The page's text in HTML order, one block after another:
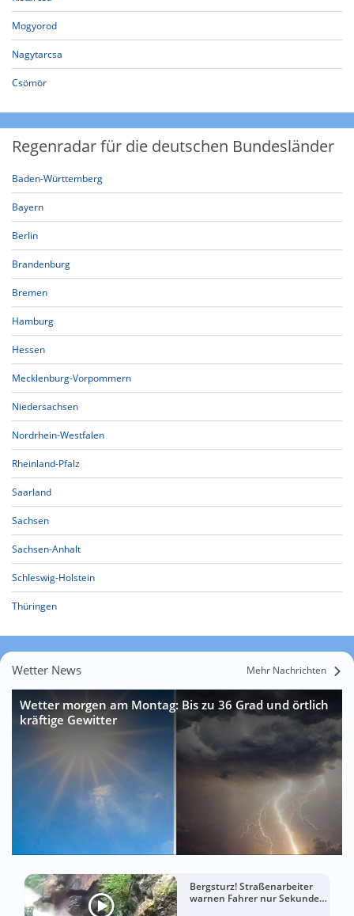
Mogyorod
Nagytarcsa
Csömör
Regenradar für die deutschen Bundesländer
Baden-Württemberg
Bayern
Berlin
Brandenburg
Bremen
Hamburg
Hessen
Mecklenburg-Vorpommern
Niedersachsen
Nordrhein-Westfalen
Rheinland-Pfalz
Saarland
Sachsen
Sachsen-Anhalt
Schleswig-Holstein
Thüringen
Wetter News Mehr Nachrichten
Wetter morgen am Montag: Bis zu 36 Grad und örtlich
kräftige Gewitter
Bergsturz! Straßenarbeiter
warnen Fahrer nur Sekunden